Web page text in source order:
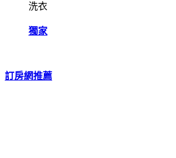
洗衣
獨家
訂房網推薦